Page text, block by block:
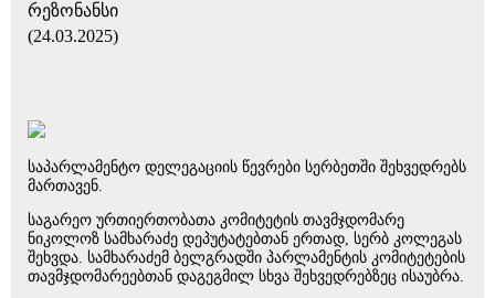
რეზონანსი
(24.03.2025)
საპარლამენტო დელეგაციის წევრები სერბეთში შეხვედრებს
მართავენ.
საგარეო ურთიერთობათა კომიტეტის თავმჯდომარე
ნიკოლოზ სამხარაძე დეპუტატებთან ერთად, სერბ კოლეგას
შეხვდა. სამხარაძემ ბელგრადში პარლამენტის კომიტეტების
თავმჯდომარეებთან დაგეგმილ სხვა შეხვედრებზეც ისაუბრა.